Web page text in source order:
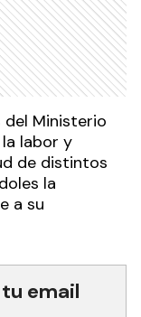
del Ministerio
labor y
de distintos
la
a su
email